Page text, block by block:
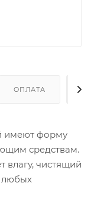
ОПЛАТА
имеют форму
средствам.
влагу, чистящий
любых